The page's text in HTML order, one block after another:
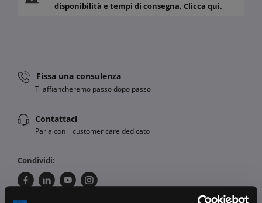
disponibilità e tempi di consegna. Clicca qui.
Fissa una consulenza
Ti affiancheremo passo dopo passo
Contattaci
Parla con il customer care dedicato
Condividi: